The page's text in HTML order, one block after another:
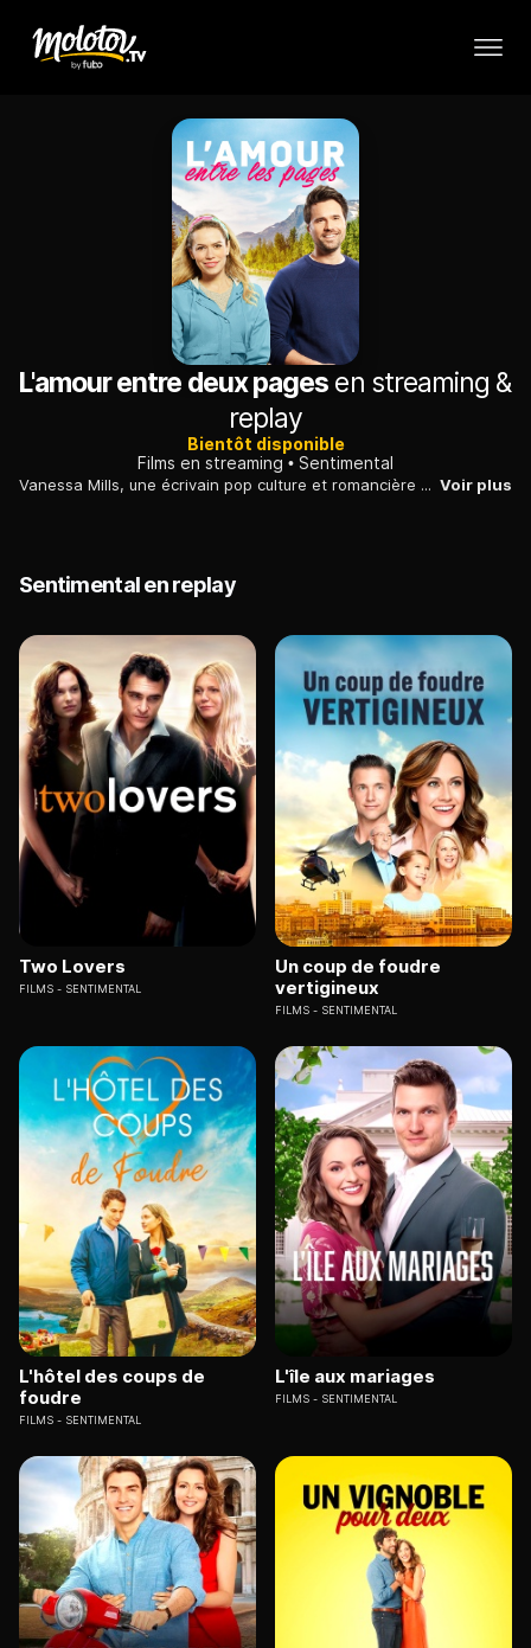
L'amour entre deux pages en streaming &
replay
Bientôt disponible
Films en streaming
Sentimental
Vanessa Mills, une écrivain pop culture et romancière en herbe se retire dans la région rurale de Washington. Elle est prête à tout pour décrocher une interview exclusive avec un illustre auteur local. Voir plus
Sentimental en replay
Two Lovers
FILMS SENTIMENTAL
Un coup de foudre
vertigineux
FILMS SENTIMENTAL
L'hôtel des coups de
foudre
FILMS SENTIMENTAL
L'île aux mariages
FILMS SENTIMENTAL